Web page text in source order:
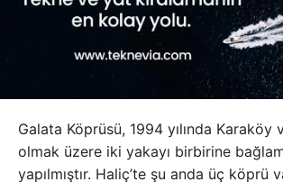
Galata Köprüsü, 1994 yılında Karaköy
olmak üzere iki yakayı birbirine
yapılmıştır. Haliç’te şu anda üç köprü